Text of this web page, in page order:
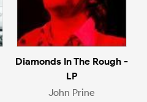
Diamonds In The Rough -
LP
John Prine